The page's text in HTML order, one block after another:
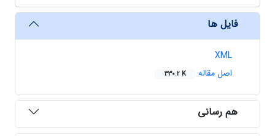
فایل ها
XML
اصل مقاله
330.2 K
هم رسانی